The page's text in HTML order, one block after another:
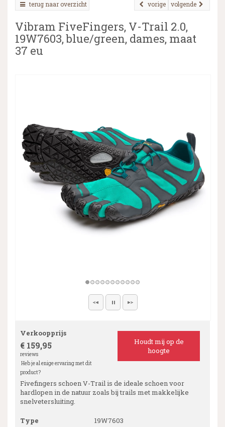
▼
terug naar overzicht volgende
vorige
Vibram FiveFingers, V-Trail 2.0,
19W7603, blue/green, dames, maat
37 eu
Verkoopprijs
€ 159,95
reviews
Heb je al enige ervaring met dit
product?
Houdt mij op de
hoogte
Fivefingers schoen V-Trail is de ideale schoen voor
hardlopen in de natuur zoals bij trails met makkelijke
snelvetersluiting.
Type 19W7603